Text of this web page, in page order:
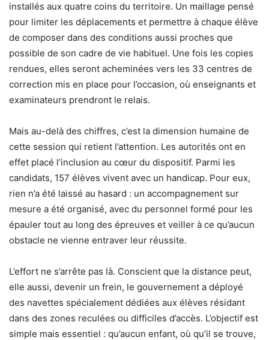
installés aux quatre coins du territoire. Un maillage pensé
pour limiter les déplacements et permettre à chaque élève
de composer dans des conditions aussi proches que
possible de son cadre de vie habituel. Une fois les copies
rendues, elles seront acheminées vers les 33 centres de
correction mis en place pour l’occasion, où enseignants et
examinateurs prendront le relais.
Mais au-delà des chiffres, c’est la dimension humaine de
cette session qui retient l’attention. Les autorités ont en
effet placé l’inclusion au cœur du dispositif. Parmi les
candidats, 157 élèves vivent avec un handicap. Pour eux,
rien n’a été laissé au hasard : un accompagnement sur
mesure a été organisé, avec du personnel formé pour les
épauler tout au long des épreuves et veiller à ce qu’aucun
obstacle ne vienne entraver leur réussite.
L’effort ne s’arrête pas là. Conscient que la distance peut,
elle aussi, devenir un frein, le gouvernement a déployé
des navettes spécialement dédiées aux élèves résidant
dans des zones reculées ou difficiles d’accès. L’objectif est
simple mais essentiel : qu’aucun enfant, où qu’il se trouve,